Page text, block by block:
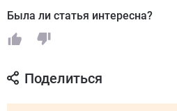
Была ли статья интересна?
Поделиться